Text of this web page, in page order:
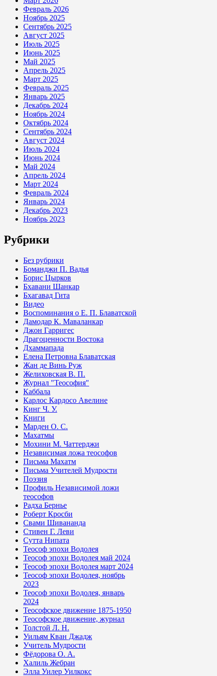
Февраль 2026
Ноябрь 2025
Сентябрь 2025
Август 2025
Июль 2025
Июнь 2025
Май 2025
Апрель 2025
Март 2025
Февраль 2025
Январь 2025
Декабрь 2024
Ноябрь 2024
Октябрь 2024
Сентябрь 2024
Август 2024
Июль 2024
Июнь 2024
Май 2024
Апрель 2024
Март 2024
Февраль 2024
Январь 2024
Декабрь 2023
Ноябрь 2023
Рубрики
Без рубрики
Боманджи П. Вадья
Борис Цырков
Бхавани Шанкар
Бхагавад Гита
Видео
Воспоминания о Е. П. Блаватской
Дамодар К. Маваланкар
Джон Гарригес
Драгоценности Востока
Дхаммапада
Елена Петровна Блаватская
Жан де Винь Руж
Желиховская В. П.
Журнал "Теософия"
Каббала
Карлос Кардосо Авелине
Кинг Ч. У.
Книги
Марден О. С.
Махатмы
Мохини М. Чаттерджи
Независимая ложа теософов
Письма Махатм
Письма Учителей Мудрости
Поэзия
Профиль Независимой ложи
теософов
Радха Бернье
Роберт Кросби
Свами Шивананда
Стивен Г. Леви
Сутта Нипата
Теософ эпохи Водолея
Теософ эпохи Водолея май 2024
Теософ эпохи Водолея март 2024
Теософ эпохи Водолея, ноябрь
2023
Теософ эпохи Водолея, январь
2024
Теософское движение 1875-1950
Теософское движение, журнал
Толстой Л. Н.
Уильям Кван Джадж
Учитель Мудрости
Фёдорова О. А.
Халиль Жебран
Элла Уилер Уилкокс